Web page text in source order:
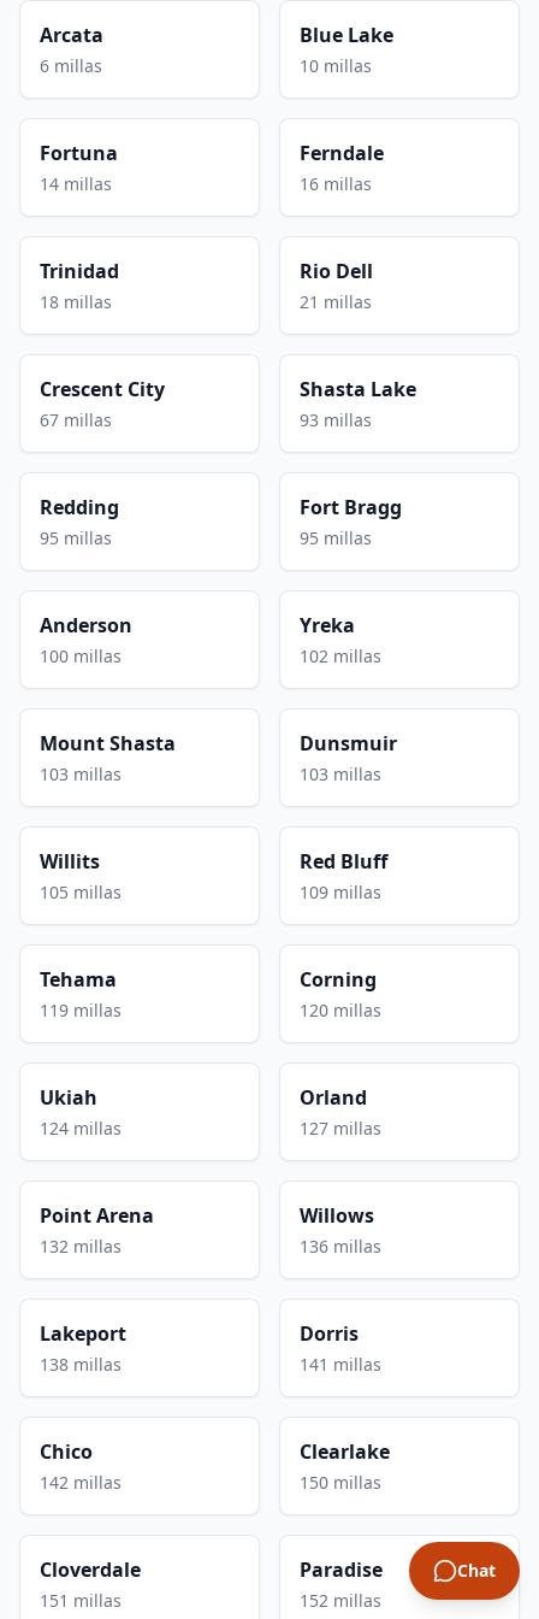
Arcata
6 millas
Blue Lake
10 millas
Fortuna
14 millas
Ferndale
16 millas
Trinidad
18 millas
Rio Dell
21 millas
Crescent City
67 millas
Shasta Lake
93 millas
Redding
95 millas
Fort Bragg
95 millas
Anderson
100 millas
Yreka
102 millas
Mount Shasta
103 millas
Dunsmuir
103 millas
Willits
105 millas
Red Bluff
109 millas
Tehama
119 millas
Corning
120 millas
Ukiah
124 millas
Orland
127 millas
Point Arena
132 millas
Willows
136 millas
Lakeport
138 millas
Dorris
141 millas
Chico
142 millas
Clearlake
150 millas
Cloverdale
151 millas
Paradise
152 millas
Chat